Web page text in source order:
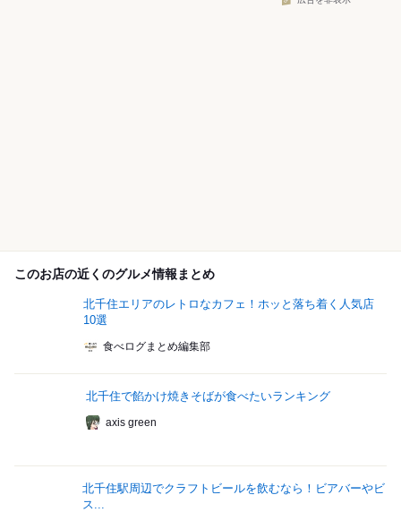
このお店の近くのグルメ情報まとめ
北千住エリアのレトロなカフェ！ホッと落ち着く人気店
10選
食べログまとめ編集部
北千住で餡かけ焼きそばが食べたいランキング
axis green
北千住駅周辺でクラフトビールを飲むなら！ビアバーやビ
ス...